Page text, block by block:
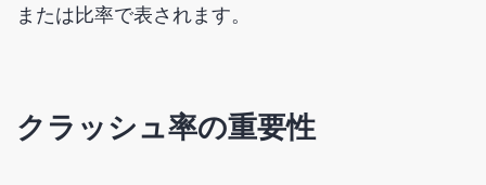
または比率で表されます。
クラッシュ率の重要性